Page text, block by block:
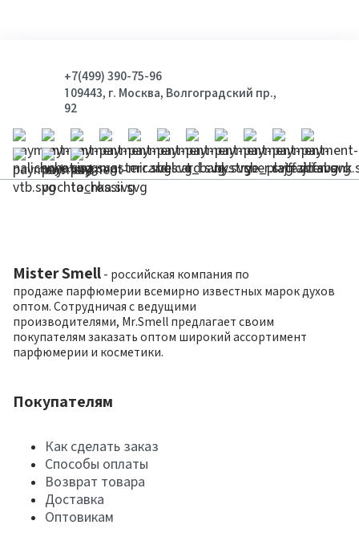
+7(499) 390-75-96
109443, г. Москва, Волгоградский пр.,
92
Mister Smell - российская компания по
продаже парфюмерии всемирно известных марок духов
оптом. Сотрудничая с ведущими
производителями, Mr.Smell предлагает своим
покупателям заказать оптом широкий ассортимент
парфюмерии и косметики.
Покупателям
Как сделать заказ
Способы оплаты
Возврат товара
Доставка
Оптовикам